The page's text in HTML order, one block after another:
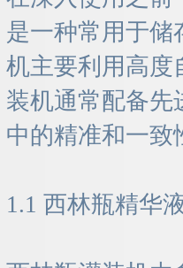
是一种常用于储
机主要利用高度
装机通常配备先
中的精准和一致
1.1 西林瓶精华